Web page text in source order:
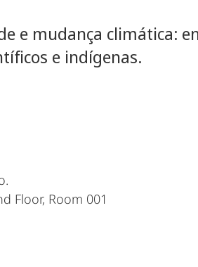
e mudança climática:
e indígenas.
Floor, Room 001